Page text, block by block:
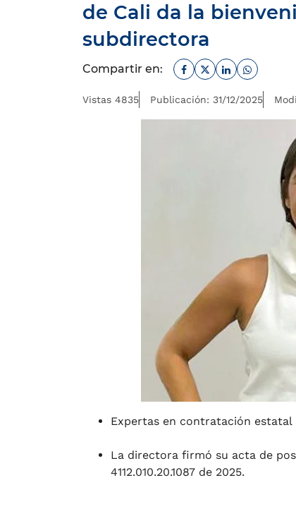
de Cali da la
subdirectora
Compartir en: Facebook
TwitterLinkedin
Vistas 4835 Publicación: 31/12/2025
Expertas en contratación estatal
La directora firmó su acta de
4112.010.20.1087 de 2025.